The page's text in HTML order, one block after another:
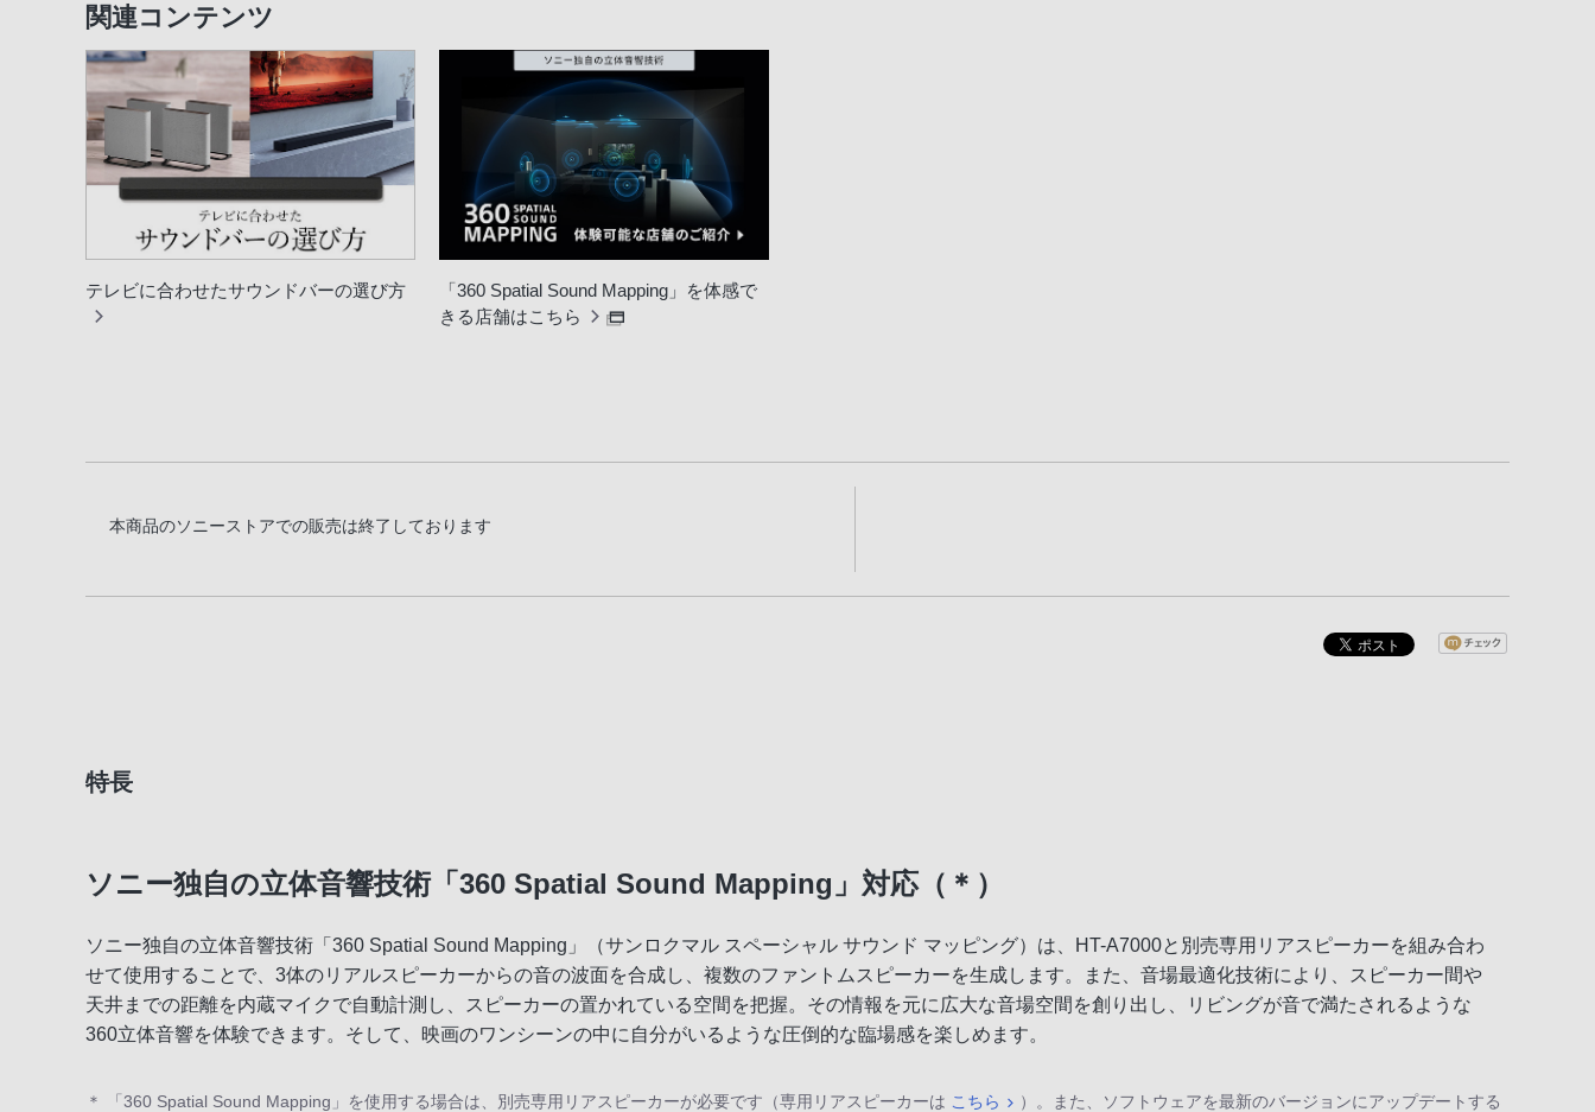
関連コンテンツ
テレビに合わせたサウンドバーの選び方
「360 Spatial Sound Mapping」を体感で
きる店舗はこちら
本商品のソニーストアでの販売は終了しております
特長
ソニー独自の立体音響技術「360 Spatial Sound Mapping」対応（＊）
ソニー独自の立体音響技術「360 Spatial Sound Mapping」（サンロクマル スペーシャル サウンド マッピング）は、HT-A7000と別売専用リアスピーカーを組み合わ
せて使用することで、3体のリアルスピーカーからの音の波面を合成し、複数のファントムスピーカーを生成します。また、音場最適化技術により、スピーカー間や
天井までの距離を内蔵マイクで自動計測し、スピーカーの置かれている空間を把握。その情報を元に広大な音場空間を創り出し、リビングが音で満たされるような
360立体音響を体験できます。そして、映画のワンシーンの中に自分がいるような圧倒的な臨場感を楽しめます。
＊ 「360 Spatial Sound Mapping」を使用する場合は、別売専用リアスピーカーが必要です（専用リアスピーカーは こちら
）。また、ソフトウェアを最新のバージョンにアップデートする